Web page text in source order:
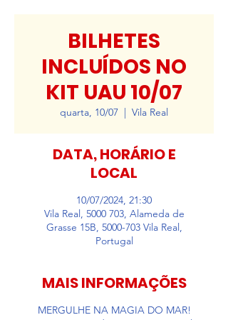
BILHETES
INCLUÍDOS NO
KIT UAU 10/07
quarta, 10/07
  |
Vila Real
DATA, HORÁRIO E
LOCAL
10/07/2024, 21:30
Vila Real, 5000 703, Alameda de
Grasse 15B, 5000-703 Vila Real,
Portugal
MAIS INFORMAÇÕES
MERGULHE NA MAGIA DO MAR!